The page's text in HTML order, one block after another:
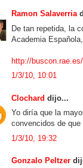
Ramon Salaverria
De tan repetida, la
Academia
http://
1/3/10, 10:01
Clochard dijo...
Yo diría que la
convencidos de que
1/3/10, 19:32
Gonzalo Peltzer